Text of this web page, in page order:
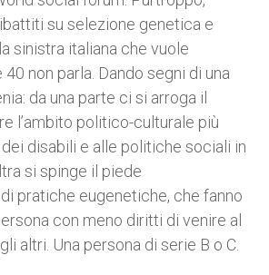
su selezione genetica e
sinistra italiana che vuole
non parla. Dando segni di una
da una parte ci si arroga il
l’ambito politico-culturale più
disabili e alle politiche sociali in
si spinge il piede
pratiche eugenetiche, che fanno
con meno diritti di venire al
altri. Una persona di serie B o C.